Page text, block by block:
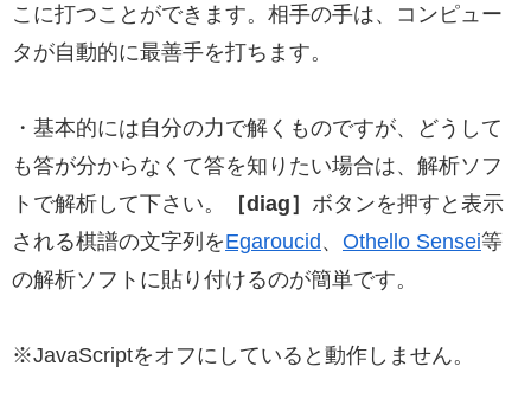
こに打つことができます。相手の手は、コンピュー
タが自動的に最善手を打ちます。
・基本的には自分の力で解くものですが、どうして
も答が分からなくて答を知りたい場合は、解析ソフ
トで解析して下さい。
［diag］ ボタンを押すと表示
される棋譜の文字列をEgaroucid、 Othello Sensei等
の解析ソフトに貼り付けるのが簡単です。
※JavaScriptをオフにしていると動作しません。